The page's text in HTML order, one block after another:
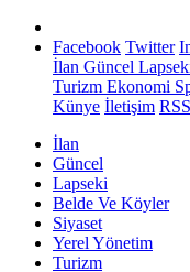
Facebook Twitter
İlan Güncel
Turizm Ekonomi
Künye İletişim RSS
İlan
Güncel
Lapseki
Belde Ve Köyler
Siyaset
Yerel Yönetim
Turizm